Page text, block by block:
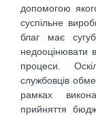
допомогою
суспільне
благ має
недооцінювати
процеси.
службовців
рамках
прийняття